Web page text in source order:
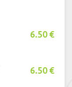
6.50 €
6.50 €